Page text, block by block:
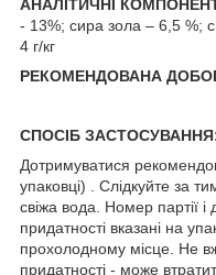
АНАЛІТИЧНІ
- 13%; сира зола – 6,5 %;
4 г/кг
РЕКОМЕНДОВАНА
СПОСІБ
Дотримуватися
упаковці) . Слідкуйте за
свіжа вода. Номер партії і
придатності вказані на
прохолодному місце. Не
придатності - може